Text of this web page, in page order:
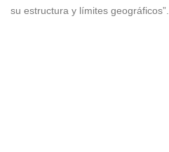
su estructura y límites geográficos”.